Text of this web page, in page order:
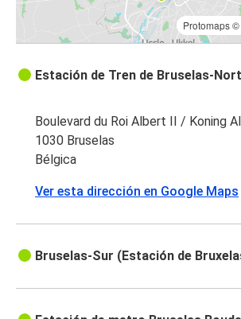
Protomaps©
Estación de Tren de Bruselas-
Boulevard du Roi Albert II / Koning
1030 Bruselas
Bélgica
Ver esta dirección en Google Maps
Bruselas-Sur (Estación de